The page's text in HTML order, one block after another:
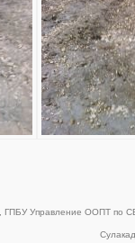
ГПБУ Управление ООПТ по